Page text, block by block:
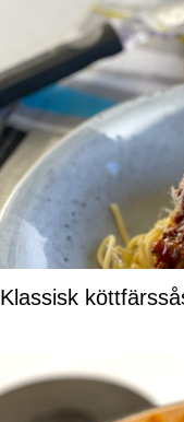
Klassisk